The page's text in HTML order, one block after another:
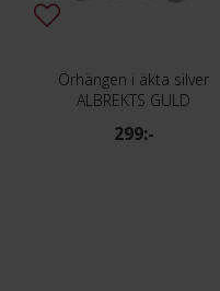
Örhängen i äkta silver
ALBREKTS GULD
299:-